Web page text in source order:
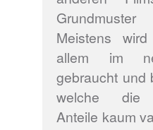
Meistens
allem im
gebraucht und
welche die
Anteile kaum